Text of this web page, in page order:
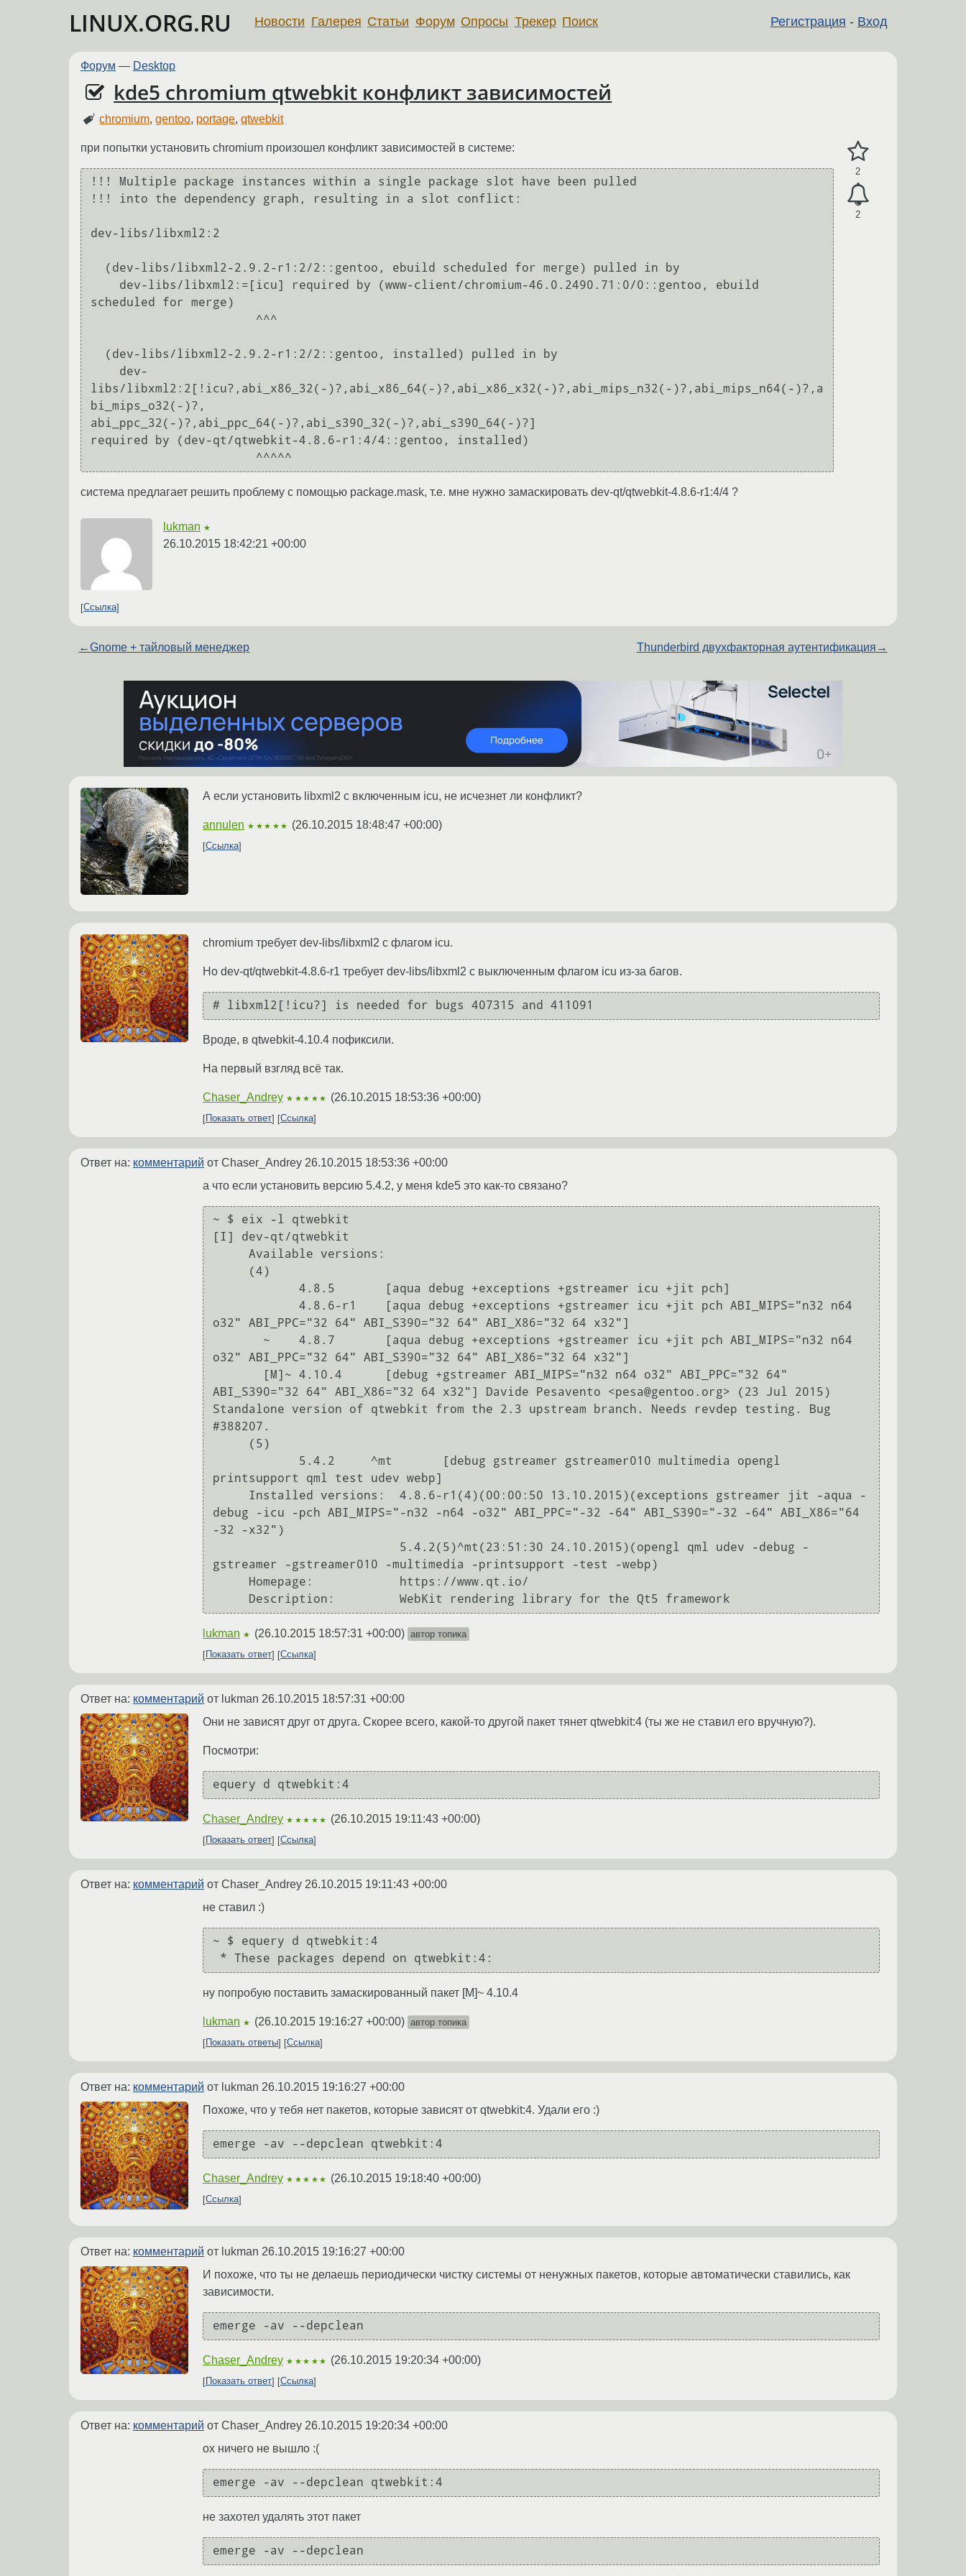
LINUX.ORG.RU Регистрация - Вход
Новости Галерея Статьи Форум Опросы Трекер Поиск
Форум — Desktop
kde5 chromium qtwebkit конфликт зависимостей
chromium,gentoo, portage,qtwebkit
2
2
при попытки установить chromium произошел конфликт зависимостей в системе:
!!! Multiple package instances within a single package slot have been pulled
!!! into the dependency graph, resulting in a slot conflict:
dev-libs/libxml2:2
scheduled for merge)
libs/libxml2:2[!icu?,abi_x86_32(-)?,abi_x86_64(-)?,abi_x86_x32(-)?,abi_mips_n32(-)?,abi_mips_n64(-)?,a
bi_mips_o32(-)?,
abi_ppc_32(-)?,abi_ppc_64(-)?,abi_s390_32(-)?,abi_s390_64(-)?]
required by (dev-qt/qtwebkit-4.8.6-r1:4/4::gentoo, installed)
                       ^^^^^
система предлагает решить проблему с помощью package.mask, т.е. мне нужно замаскировать dev-qt/qtwebkit-4.8.6-r1:4/4 ?
lukman ★
26.10.2015 18:42:21 +00:00
Ссылка
←Gnome + тайловый менеджер Thunderbird двухфакторная аутентификация →
А если установить libxml2 с включенным icu, не исчезнет ли конфликт?
annulen ★★★★★ (26.10.2015 18:48:47 +00:00)
Ссылка
chromium требует dev-libs/libxml2 с флагом icu.
Но dev-qt/qtwebkit-4.8.6-r1 требует dev-libs/libxml2 с выключенным флагом icu из-за багов.
Вроде, в qtwebkit-4.10.4 пофиксили.
На первый взгляд всё так.
Chaser_Andrey ★★★★★ (26.10.2015 18:53:36 +00:00)
Показать ответ Ссылка
Ответ на: комментарий от Chaser_Andrey 26.10.2015 18:53:36 +00:00
а что если установить версию 5.4.2, у меня kde5 это как-то связано?
~ $ eix -l qtwebkit
[I] dev-qt/qtwebkit
o32" ABI_PPC="32 64" ABI_S390="32 64" ABI_X86="32 64 x32"]
o32" ABI_PPC="32 64" ABI_S390="32 64" ABI_X86="32 64 x32"]
ABI_S390="32 64" ABI_X86="32 64 x32"] Davide Pesavento <pesa@gentoo.org> (23 Jul 2015)
Standalone version of qtwebkit from the 2.3 upstream branch. Needs revdep testing. Bug
#388207.
printsupport qml test udev webp]
debug -icu -pch ABI_MIPS="-n32 -n64 -o32" ABI_PPC="-32 -64" ABI_S390="-32 -64" ABI_X86="64
-32 -x32")
gstreamer -gstreamer010 -multimedia -printsupport -test -webp)
lukman ★ (26.10.2015 18:57:31 +00:00) автор топика
Показать ответ
Ссылка
Ответ на: комментарий от lukman 26.10.2015 18:57:31 +00:00
Они не зависят друг от друга. Скорее всего, какой-то другой пакет тянет qtwebkit:4 (ты же не ставил его вручную?).
Посмотри:
Chaser_Andrey ★★★★★ (26.10.2015 19:11:43 +00:00)
Показать ответ Ссылка
Ответ на: комментарий от Chaser_Andrey 26.10.2015 19:11:43 +00:00
не ставил :)
~ $ equery d qtwebkit:4
ну попробую поставить замаскированный пакет [M]~ 4.10.4
lukman ★ (26.10.2015 19:16:27 +00:00) автор топика
Показать ответы
Ссылка
Ответ на: комментарий от lukman 26.10.2015 19:16:27 +00:00
Похоже, что у тебя нет пакетов, которые зависят от qtwebkit:4. Удали его :)
Chaser_Andrey ★★★★★ (26.10.2015 19:18:40 +00:00)
Ссылка
Ответ на: комментарий от lukman 26.10.2015 19:16:27 +00:00
И похоже, что ты не делаешь периодически чистку системы от ненужных пакетов, которые автоматически ставились, как
зависимости.
Chaser_Andrey ★★★★★ (26.10.2015 19:20:34 +00:00)
Показать ответ Ссылка
Ответ на: комментарий от Chaser_Andrey 26.10.2015 19:20:34 +00:00
ох ничего не вышло :(
emerge -av --depclean qtwebkit:4
не захотел удалять этот пакет
emerge -av --depclean